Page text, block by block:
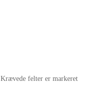
Krævede felter er markeret